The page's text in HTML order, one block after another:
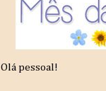
Olá pessoal!